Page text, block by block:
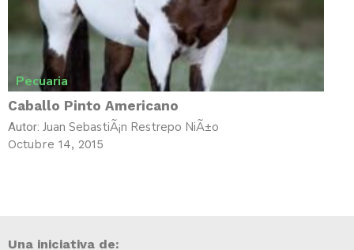
Pecuaria
Caballo Pinto Americano
Autor: Juan SebastiÃ¡n Restrepo NiÃ±o
Octubre 14, 2015
Una iniciativa de: